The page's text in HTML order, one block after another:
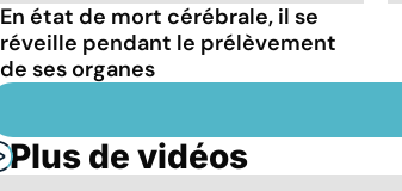
En état de mort cérébrale, il se
réveille pendant le prélèvement
de ses organes
Plus de vidéos